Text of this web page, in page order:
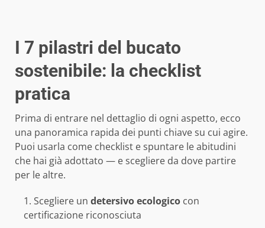
I 7 pilastri del bucato
sostenibile: la checklist
pratica
Prima di entrare nel dettaglio di ogni aspetto, ecco
una panoramica rapida dei punti chiave su cui agire.
Puoi usarla come checklist e spuntare le abitudini
che hai già adottato — e scegliere da dove partire
per le altre.
Scegliere un detersivo ecologico con
certificazione riconosciuta